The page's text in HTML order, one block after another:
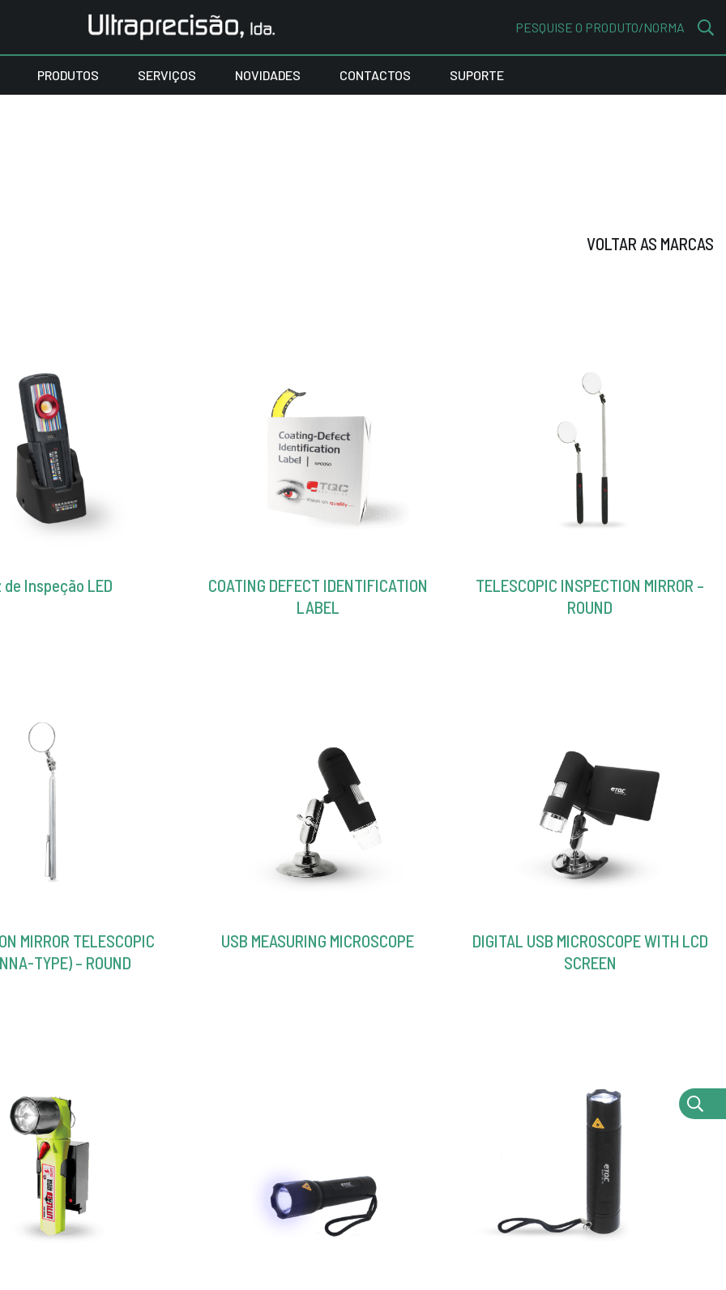
PESQUISE O PRODUTO/NORMA
PRODUTOS SERVIÇOS NOVIDADES CONTACTOS SUPORTE
VOLTAR AS MARCAS
de Inspeção LED
COATING DEFECT IDENTIFICATION
LABEL
TELESCOPIC INSPECTION MIRROR –
ROUND
MIRROR TELESCOPIC
TYPE) – ROUND
USB MEASURING MICROSCOPE
DIGITAL USB MICROSCOPE WITH LCD
SCREEN